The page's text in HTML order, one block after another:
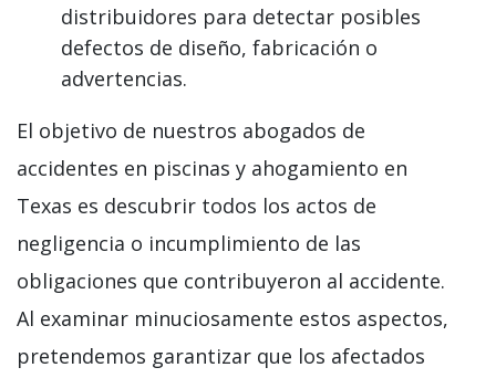
distribuidores para detectar posibles
defectos de diseño, fabricación o
advertencias.
El objetivo de nuestros abogados de
accidentes en piscinas y ahogamiento en
Texas es descubrir todos los actos de
negligencia o incumplimiento de las
obligaciones que contribuyeron al accidente.
Al examinar minuciosamente estos aspectos,
pretendemos garantizar que los afectados